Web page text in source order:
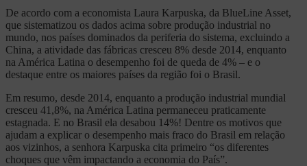
De acordo com a economista Laura Karpuska, da BlueLine Asset,
que sistematizou os dados acima sobre produção industrial no
mundo, nos países dominados da periferia do sistema, excluindo a
China, a atividade das fábricas cresceu 8% desde 2014, enquanto
na América Latina o desempenho foi de queda de 4% – e o
destaque entre os maiores países da região foi o Brasil.
Em resumo, desde 2014, enquanto a produção industrial mundial
cresceu 41,8%, na América Latina permaneceu praticamente
estagnada. E no Brasil ela desabou 14%! Dentre os motivos que
ajudam a explicar o desempenho mais fraco do Brasil em relação
aos vizinhos, a senhora Karpuska cita primeiro “os diferentes
choques que vêm impactando a economia do País”.